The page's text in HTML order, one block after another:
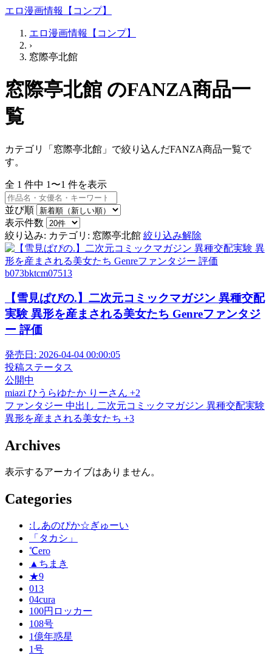
エロ漫画情報【コンプ】
エロ漫画情報【コンプ】
›
窓際亭北館
窓際亭北館 のFANZA商品一
覧
カテゴリ「窓際亭北館」で絞り込んだFANZA商品一覧で
す。
全 1 件中 1〜1 件を表示
並び順
表示件数
絞り込み: カテゴリ: 窓際亭北館 絞り込み解除
b073bktcm07513
【雪見ぱぴの.】二次元コミックマガジン 異種交配
実験 異形を産まされる美女たち Genreファンタジ
ー 評価
発売日: 2026-04-04 00:00:05
投稿ステータス
公開中
miazi ひうらゆたか りーさん +2
ファンタジー 中出し 二次元コミックマガジン 異種交配実験
異形を産まされる美女たち +3
Archives
表示するアーカイブはありません。
Categories
:しあのぴか☆ぎゅーい
「タカシ」
℃ero
▲ちまき
★9
013
04cura
100円ロッカー
108号
1億年惑星
1号